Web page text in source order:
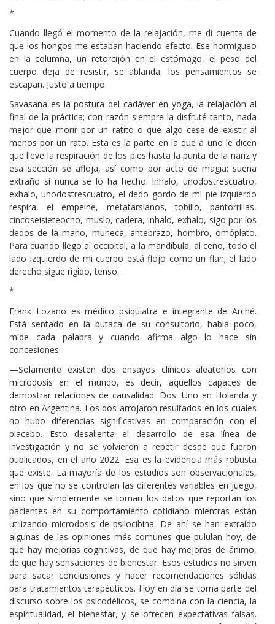
*
Cuando llegó el momento de la relajación, me di cuenta de
que los hongos me estaban haciendo efecto. Ese hormigueo
en la columna, un retorcijón en el estómago, el peso del
cuerpo deja de resistir, se ablanda, los pensamientos se
escapan. Justo a tiempo.
Savasana es la postura del cadáver en yoga, la relajación al
final de la práctica; con razón siempre la disfruté tanto, nada
mejor que morir por un ratito o que algo cese de existir al
menos por un rato. Esta es la parte en la que a uno le dicen
que lleve la respiración de los pies hasta la punta de la nariz y
esa sección se afloja, así como por acto de magia; suena
extraño si nunca se lo ha hecho. Inhalo, unodostrescuatro,
exhalo, unodostrescuatro, el dedo gordo de mi pie izquierdo
respira, el empeine, metatarsianos, tobillo, pantorrillas,
cincoseisieteocho, muslo, cadera, inhalo, exhalo, sigo por los
dedos de la mano, muñeca, antebrazo, hombro, omóplato.
Para cuando llego al occipital, a la mandíbula, al ceño, todo el
lado izquierdo de mi cuerpo está flojo como un flan; el lado
derecho sigue rígido, tenso.
*
Frank Lozano es médico psiquiatra e integrante de Arché.
Está sentado en la butaca de su consultorio, habla poco,
mide cada palabra y cuando afirma algo lo hace sin
concesiones.
—Solamente existen dos ensayos clínicos aleatorios con
microdosis en el mundo, es decir, aquellos capaces de
demostrar relaciones de causalidad. Dos. Uno en Holanda y
otro en Argentina. Los dos arrojaron resultados en los cuales
no hubo diferencias significativas en comparación con el
placebo. Esto desalienta el desarrollo de esa línea de
investigación y no se volvieron a repetir desde que fueron
publicados, en el año 2022. Esa es la evidencia más robusta
que existe. La mayoría de los estudios son observacionales,
en los que no se controlan las diferentes variables en juego,
sino que simplemente se toman los datos que reportan los
pacientes en su comportamiento cotidiano mientras están
utilizando microdosis de psilocibina. De ahí se han extraído
algunas de las opiniones más comunes que pululan hoy, de
que hay mejorías cognitivas, de que hay mejoras de ánimo,
de que hay sensaciones de bienestar. Esos estudios no sirven
para sacar conclusiones y hacer recomendaciones sólidas
para tratamientos terapéuticos. Hoy en día se toma parte del
discurso sobre los psicodélicos, se combina con la ciencia, la
espiritualidad, el bienestar, y se ofrecen expectativas falsas.